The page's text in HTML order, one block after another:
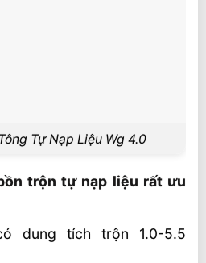
Tự Nạp Liệu Wg 4.0
trộn tự nạp liệu rất ưu
dung tích trộn 1.0-5.5